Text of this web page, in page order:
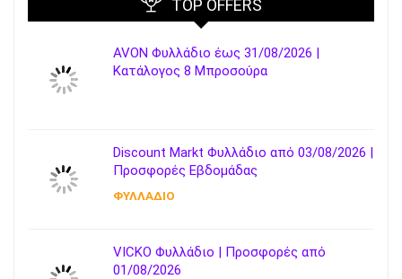
TOP OFFERS
AVON Φυλλάδιο έως 31/08/2026 |
Κατάλογος 8 Μπροσούρα
Discount Markt Φυλλάδιο από 03/08/2026 |
Προσφορές Εβδομάδας
ΦΥΛΛΑΔΙΟ
VICKO Φυλλάδιο | Προσφορές από
01/08/2026